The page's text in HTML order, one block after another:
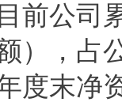
前公司
），占
度末净